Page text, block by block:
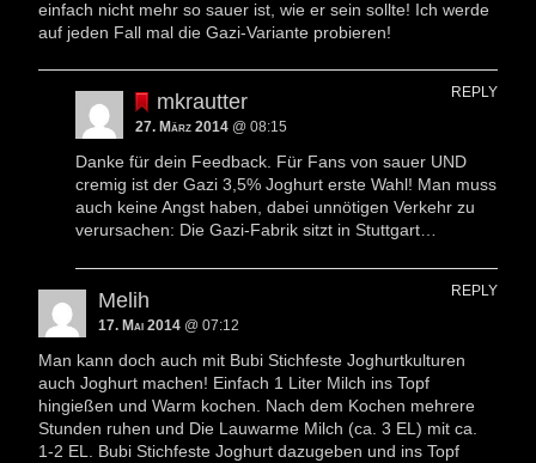
einfach nicht mehr so sauer ist, wie er sein sollte! Ich werde
auf jeden Fall mal die Gazi-Variante probieren!
mkrautter
27. März 2014 @ 08:15
Danke für dein Feedback. Für Fans von sauer UND
cremig ist der Gazi 3,5% Joghurt erste Wahl! Man muss
auch keine Angst haben, dabei unnötigen Verkehr zu
verursachen: Die Gazi-Fabrik sitzt in Stuttgart…
REPLY
Melih
17. Mai 2014 @ 07:12
Man kann doch auch mit Bubi Stichfeste Joghurtkulturen
auch Joghurt machen! Einfach 1 Liter Milch ins Topf
hingießen und Warm kochen. Nach dem Kochen mehrere
Stunden ruhen und Die Lauwarme Milch (ca. 3 EL) mit ca.
1-2 EL. Bubi Stichfeste Joghurt dazugeben und ins Topf
REPLY